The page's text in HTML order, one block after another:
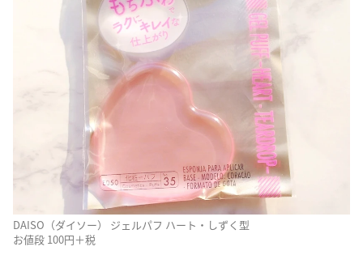
DAISO（ダイソー） ジェルパフ ハート・しずく型
お値段 100円＋税